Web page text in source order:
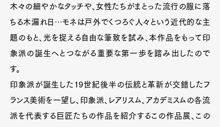
木々の細やかなタッチや、女性たちがまとった流行の服に落
ちる木漏れ日…モネは戸外でくつろぐ人々という近代的な主
題のもと、光を捉える自由な筆致を試み、本作品をもって印
象派の誕生へとつながる重要な第一歩を踏み出したので
す。
印象派が誕生した19世紀後半の伝統と革新が交錯したフ
ランス美術を一望し、印象派、レアリスム、アカデミスムの各流
派を代表する巨匠たちの作品を紹介するこの作品展、この